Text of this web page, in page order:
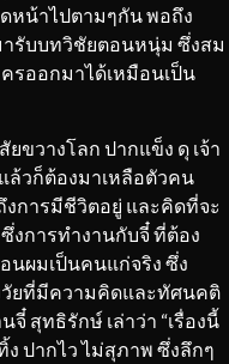
หน้าไปตามๆกัน พอถึง
รับบทวิชัยตอนหนุ่ม ซึ่งสม
รออกมาได้เหมือนเป็น
ขวางโลก ปากแข็ง ดุ เจ้า
ล้วก็ต้องมาเหลือตัวคน
งการมีชีวิตอยู่ และคิดที่จะ
งการทำงานกับจี๋ ที่ต้อง
นผมเป็นคนแก่จริง ซึ่ง
วัยที่มีความคิดและทัศนคติ
สุทธิรักษ์ เล่าว่า “เรื่องนี้
ปากไว ไม่สุภาพ ซึ่งลึกๆ